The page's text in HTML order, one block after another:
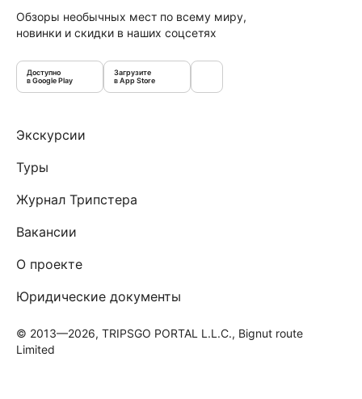
Обзоры необычных мест по всему миру,
новинки и скидки в наших соцсетях
Доступно
в Google Play
Загрузите
в App Store
Экскурсии
Туры
Журнал Трипстера
Вакансии
О проекте
Юридические документы
© 2013—2026, TRIPSGO PORTAL L.L.C., Bignut route
Limited